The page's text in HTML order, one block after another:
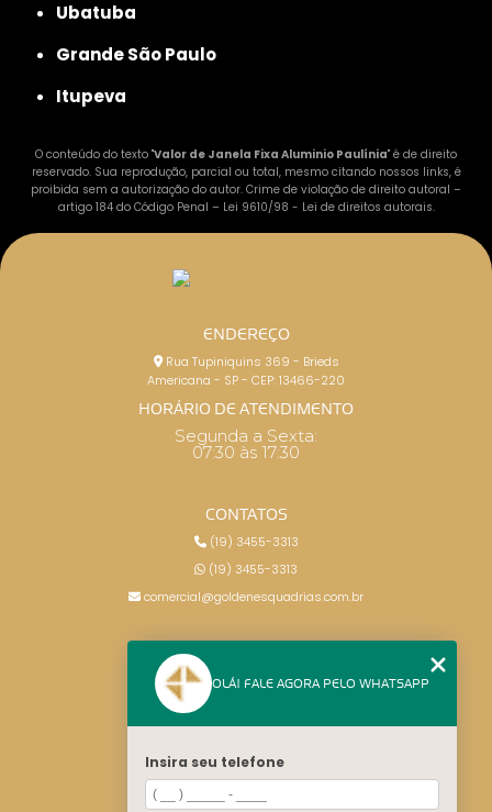
Ubatuba
Grande São Paulo
Itupeva
O conteúdo do texto "Valor de Janela Fixa Aluminio Paulínia" é de direito
reservado. Sua reprodução, parcial ou total, mesmo citando nossos links, é
proibida sem a autorização do autor. Crime de violação de direito autoral –
artigo 184 do Código Penal – Lei 9610/98 - Lei de direitos autorais.
ENDEREÇO
Rua Tupiniquins 369 - Brieds
Americana - SP - CEP: 13466-220
HORÁRIO DE ATENDIMENTO
Segunda a Sexta:
07:30 às 17:30
CONTATOS
(19) 3455-3313
(19) 3455-3313
comercial@goldenesquadrias.com.br
HOME
CATEGORIAS
OLÁ! FALE AGORA PELO WHATSAPP
Insira seu telefone